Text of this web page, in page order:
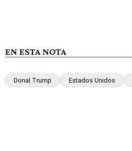
EN ESTA NOTA
Donal Trump Estados Unidos